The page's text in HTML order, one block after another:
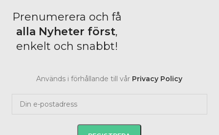
Prenumerera och få
alla Nyheter först,
enkelt och snabbt!
Används i förhållande till vår Privacy Policy